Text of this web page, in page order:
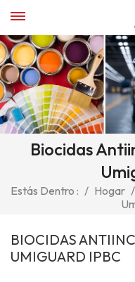
Biocidas
Estás Dentro : / Hogar /
BIOCIDAS
UMIGUARD IPBC